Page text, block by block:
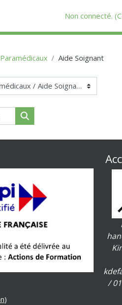
Non connecté. (
Paramédicaux Aide Soignant
Rechercher des cours
/
)